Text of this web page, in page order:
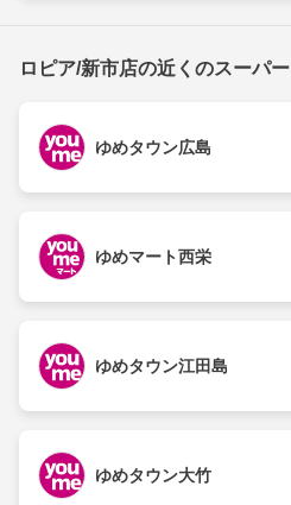
ロピア/新市店の近くのスーパー
ゆめタウン広島
ゆめマート西栄
ゆめタウン江田島
ゆめタウン大竹